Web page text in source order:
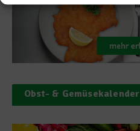
Obst- & Gemüsekalender